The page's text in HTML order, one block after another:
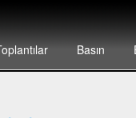
Basın